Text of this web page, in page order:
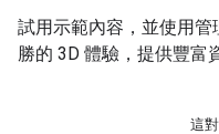
試用示範內容，並使用管
勝的 3D 體驗，提供豐富
這